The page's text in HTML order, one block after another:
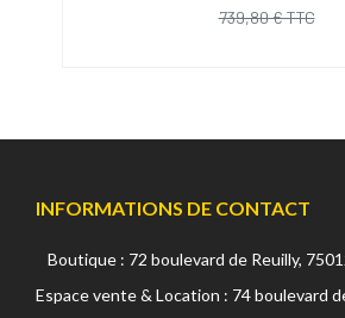
739,80 € TTC
INFORMATIONS DE CONTACT
Boutique : 72 boulevard de Reuilly,
Espace vente & Location : 74 boulevard